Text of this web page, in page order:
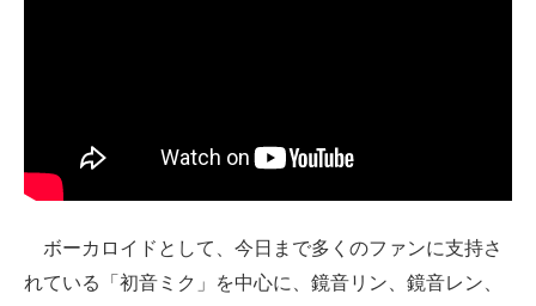
ボーカロイドとして、今日まで多くのファンに支持さ
れている「初音ミク」を中心に、鏡音リン、鏡音レン、